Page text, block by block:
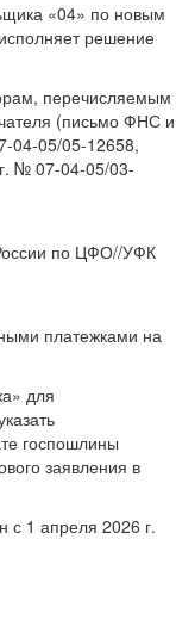
«04» по новым
решение
перечисляемым
(письмо ФНС и
04-05/05-12658,
№ 07-04-05/03-
по ЦФО//УФК
платежками на
для
госпошлины
заявления в
1 апреля 2026 г.